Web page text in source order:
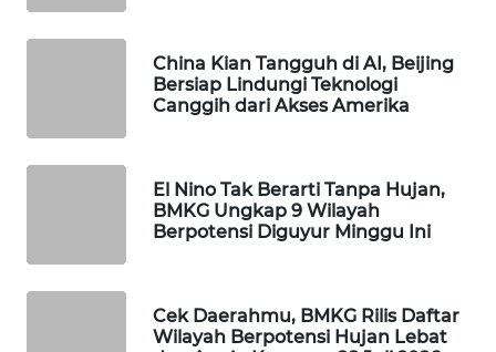
China Kian Tangguh di AI, Beijing
Bersiap Lindungi Teknologi
Canggih dari Akses Amerika
El Nino Tak Berarti Tanpa Hujan,
BMKG Ungkap 9 Wilayah
Berpotensi Diguyur Minggu Ini
Cek Daerahmu, BMKG Rilis Daftar
Wilayah Berpotensi Hujan Lebat
WAHANA